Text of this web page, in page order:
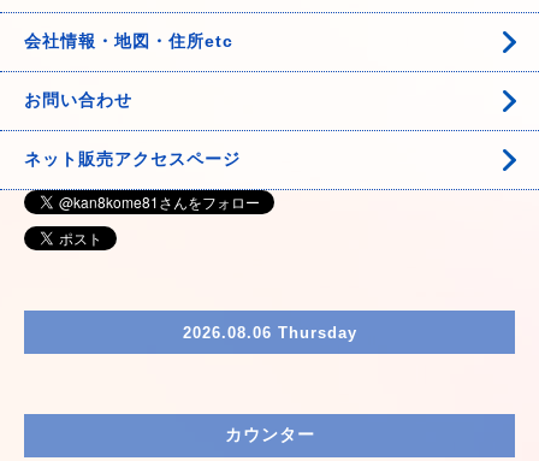
会社情報・地図・住所etc
お問い合わせ
ネット販売アクセスページ
2026.08.06 Thursday
カウンター